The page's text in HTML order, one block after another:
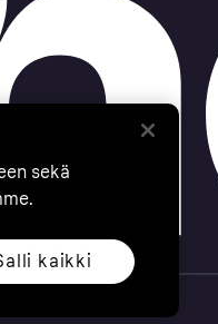
sekä
kaikki